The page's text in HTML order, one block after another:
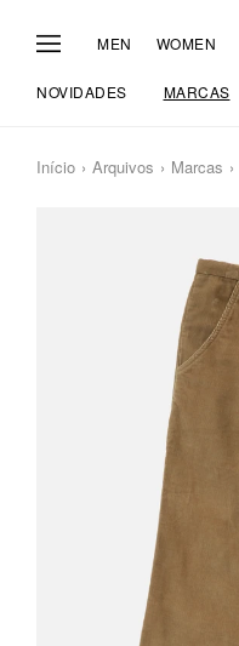
MEN WOMEN
NOVIDADES MARCAS
Início Arquivos Marcas